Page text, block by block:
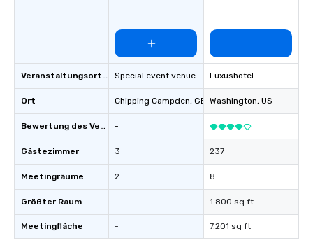
details on our end.
throughout your
—as your needs scale,
right alongside you! Whether you
know what role
are interested in
Veranstaltungsortstyp
Ort
Bewertung des Veranstaltungsortes
Gästezimmer
Meetingräume
Größter Raum
Meetingfläche
Special event venue
Chipping Campden, GB1
-
3
2
-
-
Luxushotel
Washington, US
237
8
1.800 sq ft
7.201 sq ft